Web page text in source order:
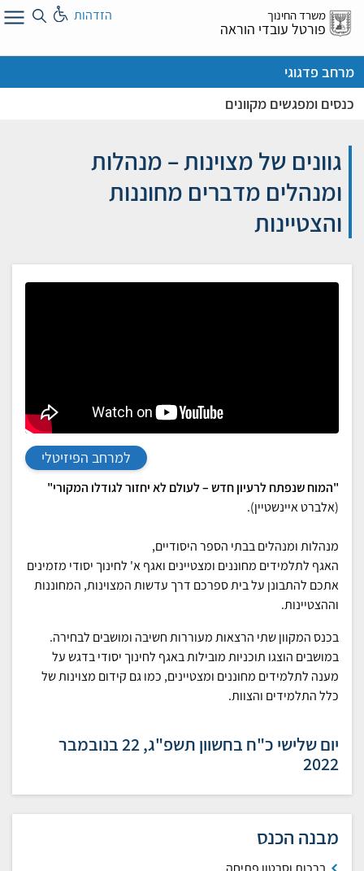
דלג
אל
משרד החינוך
פורטל עובדי הוראה
הזדהות
מרחב פדגוגי
כנסים ומפגשים מקוונים
גוונים של מצוינות – מנהלות
ומנהלים מדברים מחוננות
והצטיינות
למרחב הפיזיטלי
"המוח שנפתח לרעיון חדש – לעולם לא יחזור לגודלו המקורי"
(אלברט איינשטיין).
מנהלות ומנהלים בבתי הספר היסודיים,
האגף לתלמידים מחוננים ומצטיינים ואגף א' לחינוך יסודי מזמינים
אתכם להתבונן על בית ספרכם דרך עדשות המצוינות, המחוננות
וההצטיינות.
בכנס המקוון שתי הרצאות מעוררות חשיבה ומושבים לבחירה.
במושבים הוצגו תוכניות מובילות באגף לחינוך יסודי בדגש על
מענה לתלמידים מחוננים ומצטיינים, כמו גם קידום מצוינות של
כלל התלמידים והצוות.
יום שלישי כ"ח בחשוון תשפ"ג, 22 בנובמבר
2022
מבנה הכנס